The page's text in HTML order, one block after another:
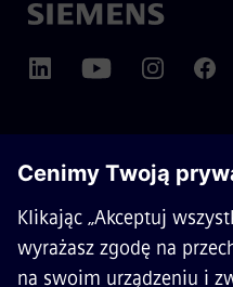
O SIEMENS MOBILITY
KONTAKT